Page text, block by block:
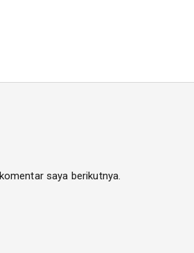
saya berikutnya.